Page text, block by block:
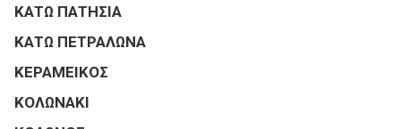
ΚΑΤΩ ΠΑΤΗΣΙΑ
ΚΑΤΩ ΠΕΤΡΑΛΩΝΑ
ΚΕΡΑΜΕΙΚΟΣ
ΚΟΛΩΝΑΚΙ